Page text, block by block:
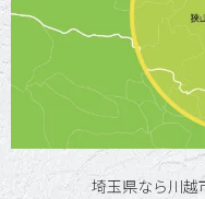
埼玉県なら川越